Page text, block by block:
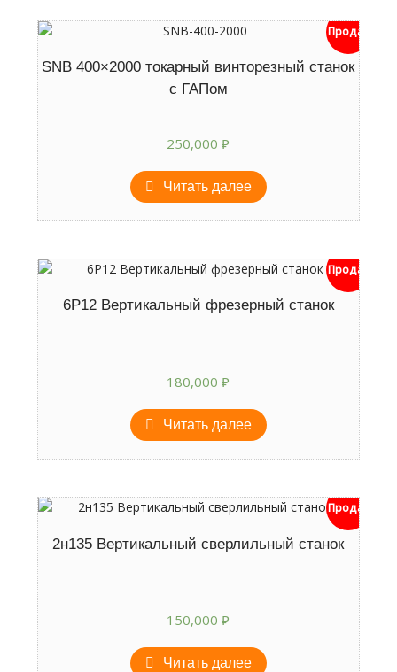
Продан
SNB 400×2000 токарный винторезный станок
с ГАПом
250,000₽
Читать далее
Продан
6Р12 Вертикальный фрезерный станок
180,000₽
Читать далее
Продан
2н135 Вертикальный сверлильный станок
150,000₽
Читать далее